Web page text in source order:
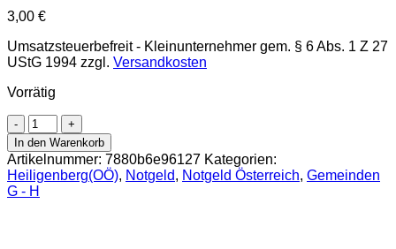
3,00 €
Umsatzsteuerbefreit - Kleinunternehmer gem. § 6 Abs. 1 Z 27
UStG 1994 zzgl. Versandkosten
Vorrätig
Heiligenberg(OÖ)
-
20
Heller
o.D.,
Vs.Zierleiste
In den Warenkorb
Artikelnummer: 7880b6e96127 Kategorien:
Heiligenberg(OÖ), Notgeld, Notgeld Österreich, Gemeinden
G - H